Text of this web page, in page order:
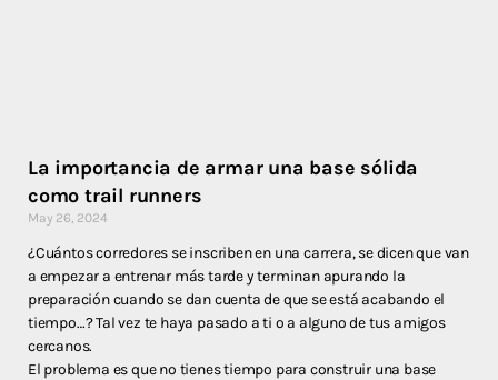
La importancia de armar una base sólida
como trail runners
May 26, 2024
¿Cuántos corredores se inscriben en una carrera, se dicen que van
a empezar a entrenar más tarde y terminan apurando la
preparación cuando se dan cuenta de que se está acabando el
tiempo…? Tal vez te haya pasado a ti o a alguno de tus amigos
cercanos.
El problema es que no tienes tiempo para construir una base